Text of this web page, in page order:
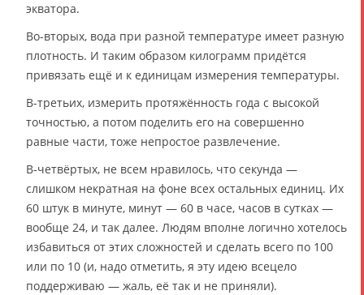
экватора.
Во-вторых, вода при разной температуре имеет разную
плотность. И таким образом килограмм придётся
привязать ещё и к единицам измерения температуры.
В-третьих, измерить протяжённость года с высокой
точностью, а потом поделить его на совершенно
равные части, тоже непростое развлечение.
В-четвёртых, не всем нравилось, что секунда —
слишком некратная на фоне всех остальных единиц. Их
60 штук в минуте, минут — 60 в часе, часов в сутках —
вообще 24, и так далее. Людям вполне логично хотелось
избавиться от этих сложностей и сделать всего по 100
или по 10 (и, надо отметить, я эту идею всецело
поддерживаю — жаль, её так и не приняли).